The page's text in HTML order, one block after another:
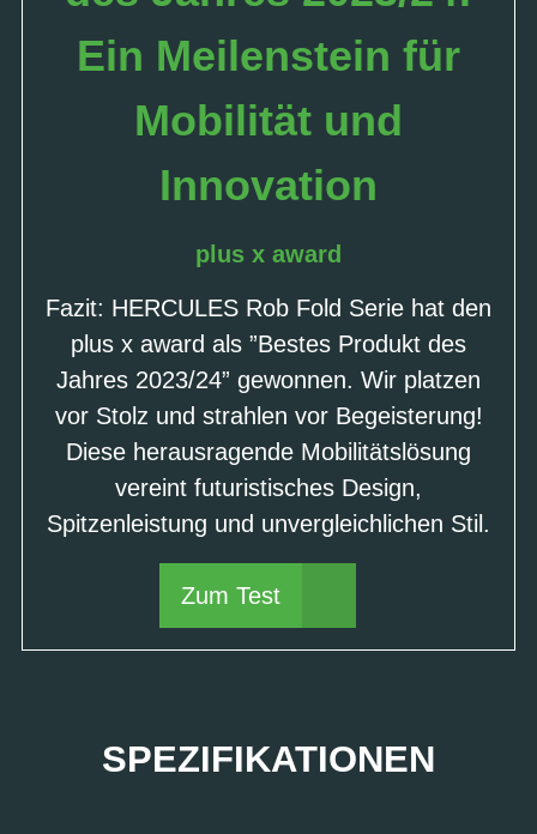
Ein Meilenstein für
Mobilität und
Innovation
plus x award
Fazit: HERCULES Rob Fold Serie hat den
plus x award als ”Bestes Produkt des
Jahres 2023/24” gewonnen. Wir platzen
vor Stolz und strahlen vor Begeisterung!
Diese herausragende Mobilitätslösung
vereint futuristisches Design,
Spitzenleistung und unvergleichlichen Stil.
Zum Test
SPEZIFIKATIONEN